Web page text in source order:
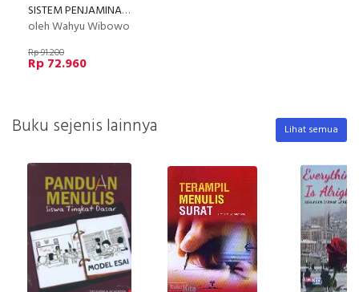
SISTEM PENJAMINAN MUTU INTERNAL
oleh Wahyu Wibowo
Rp 91.200
Rp 72.960
Buku sejenis lainnya Lihat semua